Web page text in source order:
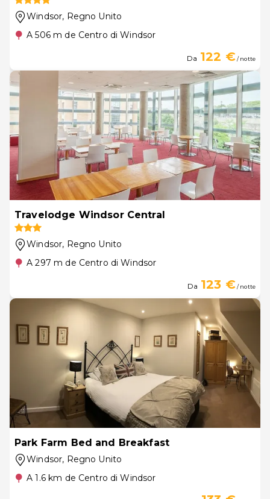
Windsor, Regno Unito
A 506 m de Centro di Windsor
Da 122 €/ notte
Travelodge Windsor Central
Windsor, Regno Unito
A 297 m de Centro di Windsor
Da 123 €/ notte
Park Farm Bed and Breakfast
Windsor, Regno Unito
A 1.6 km de Centro di Windsor